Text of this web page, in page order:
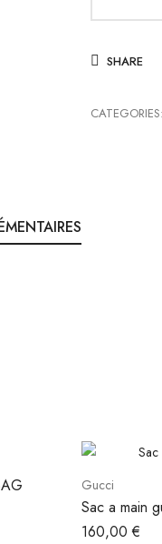
SHARE
Gucci
Sac a main
160,00€